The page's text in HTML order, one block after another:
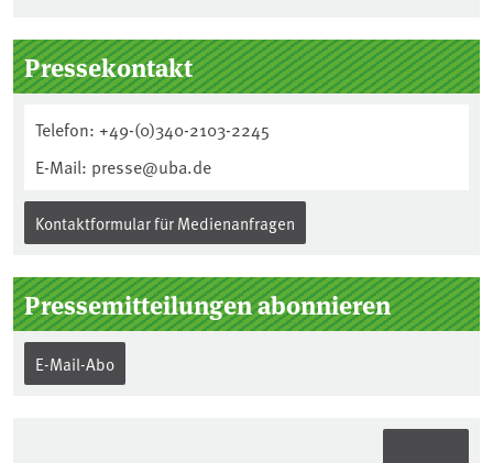
Seitenleiste
Pressekontakt
Telefon: +49-(0)340-2103-2245
E-Mail: presse@uba.de
Kontaktformular für Medienanfragen
Pressemitteilungen abonnieren
E-Mail-Abo